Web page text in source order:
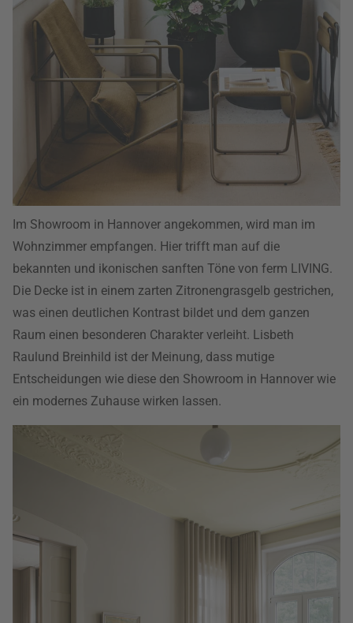
Im Showroom in Hannover angekommen, wird man im
Wohnzimmer empfangen. Hier trifft man auf die
bekannten und ikonischen sanften Töne von ferm LIVING.
Die Decke ist in einem zarten Zitronengrasgelb gestrichen,
was einen deutlichen Kontrast bildet und dem ganzen
Raum einen besonderen Charakter verleiht. Lisbeth
Raulund Breinhild ist der Meinung, dass mutige
Entscheidungen wie diese den Showroom in Hannover wie
ein modernes Zuhause wirken lassen.